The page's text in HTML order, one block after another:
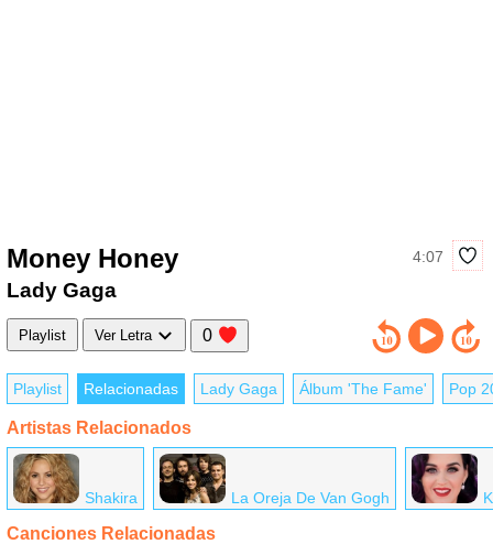
Money Honey 4:07
Lady Gaga
Playlist Ver Letra 0
Playlist Relacionadas Lady Gaga Álbum 'The Fame' Pop
Artistas Relacionados
Shakira La Oreja De Van Gogh
Canciones Relacionadas